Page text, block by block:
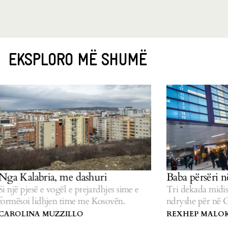
EKSPLORO MË SHUMË
me dashuri
e prejardhjes sime e
time me Kosovën.
Baba përsëri në Gjermani
Tri dekada midis dy
ndryshe për në Gjermani.
REXHEP MALOKU